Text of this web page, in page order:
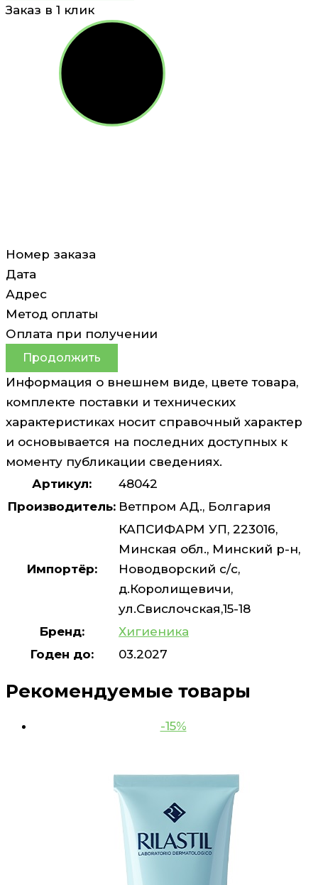
Заказ в 1 клик
Номер заказа
Дата
Адрес
Метод оплаты
Оплата при получении
Продолжить
Информация о внешнем виде, цвете товара,
комплекте поставки и технических
характеристиках носит справочный характер
и основывается на последних доступных к
моменту публикации сведениях.
Артикул:
48042
Производитель: Ветпром АД., Болгария
Импортёр:
КАПСИФАРМ УП, 223016,
Минская обл., Минский р-н,
Новодворский с/с,
д.Королищевичи,
ул.Свислочская,15-18
Бренд:
Хигиеника
Годен до:
03.2027
Рекомендуемые товары
-15%